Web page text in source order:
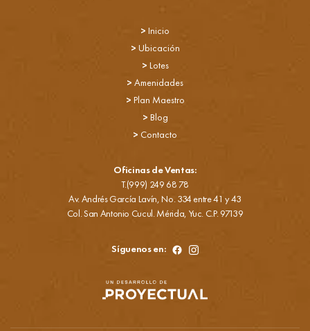
> Inicio
> Ubicación
> Lotes
> Amenidades
> Plan Maestro
> Blog
> Contacto
Oficinas de Ventas:
T.(999) 249 68 78
Av. Andrés García Lavín, No. 334 entre 41 y 43
Col. San Antonio Cucul. Mérida, Yuc. C.P. 97139
Síguenos en: